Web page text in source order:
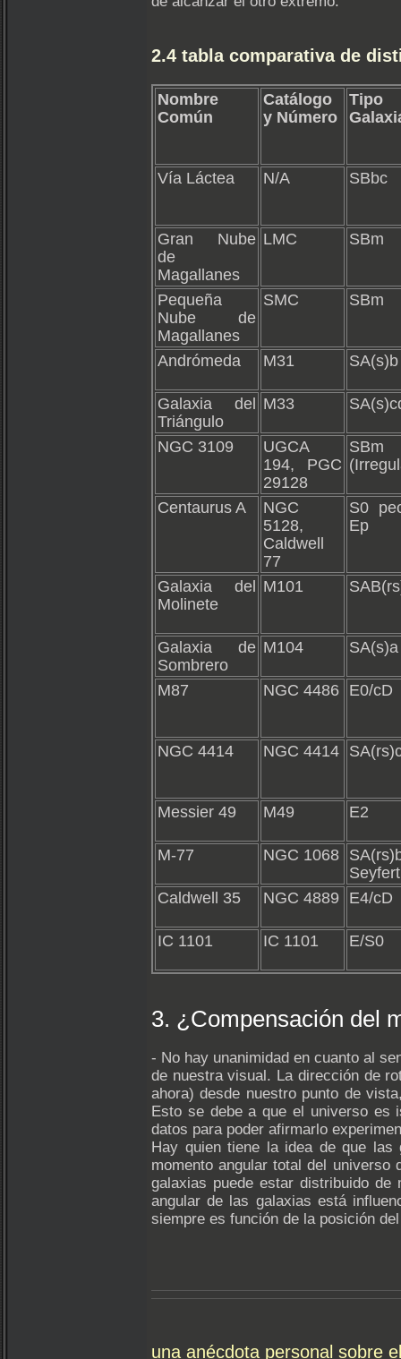
2.4 tabla comparativa de
Nombre
Común
Catálogo
y Número
Tipo
Vía Láctea N/A SBbc
Gran Nube
de
Magallanes
LMC SBm
Pequeña
Nube de
Magallanes
SMC SBm
Andrómeda M31 SA(s)b
Galaxia del
Triángulo
M33
NGC 3109
UGCA
194, PGC
29128
SBm
Centaurus A
NGC
5128,
Caldwell
77
S0
Ep
Galaxia del
Molinete
M101
Galaxia de
Sombrero
M104 SA(s)a
M87 NGC 4486 E0/cD
NGC 4414 NGC 4414
Messier 49 M49 E2
M-77 NGC 1068
Caldwell 35
NGC 4889 E4/cD
IC 1101 IC 1101 E/S0
3. ¿Compensación del
- No hay unanimidad en cuanto al
de nuestra visual. La dirección de
ahora) desde nuestro punto de
Esto se debe a que el universo es
datos para poder afirmarlo
Hay quien tiene la idea de que las
momento angular total del universo
galaxias puede estar distribuido de
angular de las galaxias está
siempre es función de la posición
una anécdota personal sobre